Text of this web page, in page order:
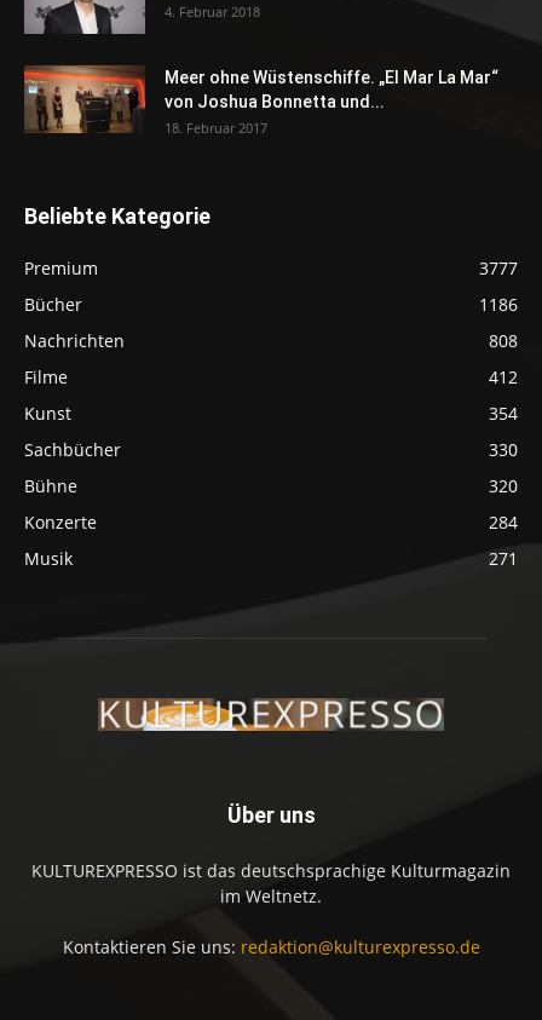
4. Februar 2018
Meer ohne Wüstenschiffe. „El Mar La Mar“
von Joshua Bonnetta und...
18. Februar 2017
Beliebte Kategorie
Premium
3777
Bücher
1186
Nachrichten
808
Filme
412
Kunst
354
Sachbücher
330
Bühne
320
Konzerte
284
Musik
271
Über uns
KULTUREXPRESSO ist das deutschsprachige Kulturmagazin
im Weltnetz.
Kontaktieren Sie uns: redaktion@kulturexpresso.de